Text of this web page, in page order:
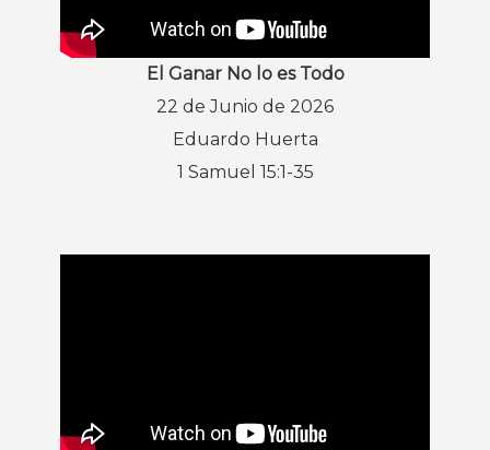
El Ganar No lo es Todo
22 de Junio de 2026
Eduardo Huerta
1 Samuel 15:1-35